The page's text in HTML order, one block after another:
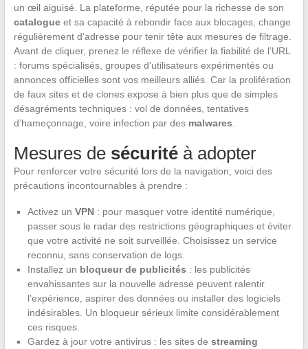
un œil aiguisé. La plateforme, réputée pour la richesse de son
catalogueet sa capacité à rebondir face aux blocages, change
régulièrement d’adresse pour tenir tête aux mesures de filtrage.
Avant de cliquer, prenez le réflexe de vérifier la fiabilité de l’URL
: forums spécialisés, groupes d’utilisateurs expérimentés ou
annonces officielles sont vos meilleurs alliés. Car la prolifération
de faux sites et de clones expose à bien plus que de simples
désagréments techniques : vol de données, tentatives
d’hameçonnage, voire infection par des malwares
Mesures de sécuritéà adopter
Pour renforcer votre sécurité lors de la navigation, voici des
précautions incontournables à prendre :
Activez un VPN: pour masquer votre identité numérique,
passer sous le radar des restrictions géographiques et éviter
que votre activité ne soit surveillée. Choisissez un service
reconnu, sans conservation de logs.
Installez un bloqueur de publicités : les publicités
envahissantes sur la nouvelle adresse peuvent ralentir
l’expérience, aspirer des données ou installer des logiciels
indésirables. Un bloqueur sérieux limite considérablement
ces risques.
Gardez à jour votre antivirus : les sites de streaming